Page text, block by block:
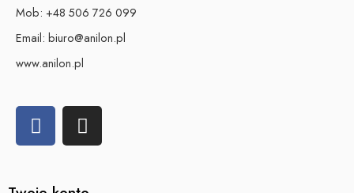
Mob: +48 506 726 099
Email: biuro@anilon.pl
www.anilon.pl